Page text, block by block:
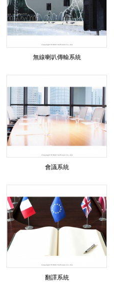
無線喇叭傳輸系統
會議系統
翻譯系統